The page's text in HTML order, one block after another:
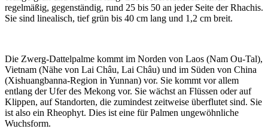
regelmäßig, gegenständig, rund 25 bis 50 an jeder Seite der Rhachis.
Sie sind linealisch, tief grün bis 40 cm lang und 1,2 cm breit.
Die Zwerg-Dattelpalme kommt im Norden von Laos (Nam Ou-Tal),
Vietnam (Nähe von Lai Châu, Lai Châu) und im Süden von China
(Xishuangbanna-Region in Yunnan) vor. Sie kommt vor allem
entlang der Ufer des Mekong vor. Sie wächst an Flüssen oder auf
Klippen, auf Standorten, die zumindest zeitweise überflutet sind. Sie
ist also ein Rheophyt. Dies ist eine für Palmen ungewöhnliche
Wuchsform.